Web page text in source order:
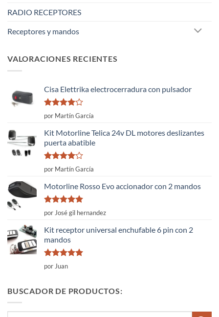
RADIO RECEPTORES
Receptores y mandos
VALORACIONES RECIENTES
Cisa Elettrika electrocerradura con pulsador
Valorado
con
5
por Martín García
Kit Motorline Telica 24v DL motores deslizantes
puerta abatible
Valorado
con
5
por Martín García
Motorline Rosso Evo accionador con 2 mandos
Valorado
con
de 5
por José gil hernandez
Kit receptor universal enchufable 6 pin con 2
mandos
Valorado
con
por Juan
BUSCADOR DE PRODUCTOS: